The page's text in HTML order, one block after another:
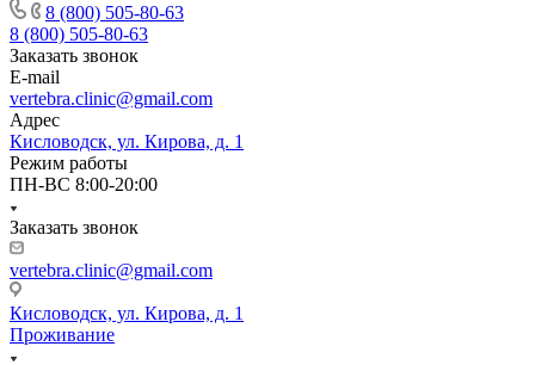
8 (800) 505-80-63
8 (800) 505-80-63
Заказать звонок
E-mail
vertebra.clinic@gmail.com
Адрес
Кисловодск, ул. Кирова, д. 1
Режим работы
ПН-ВС 8:00-20:00
Заказать звонок
vertebra.clinic@gmail.com
Кисловодск, ул. Кирова, д. 1
Проживание